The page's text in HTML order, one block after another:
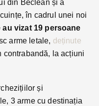
din Beclean și a
în cadrul unei noi
au vizat 19 persoane
arme letale, deținute
contrabandă, la acțiuni
și
3 arme cu destinația